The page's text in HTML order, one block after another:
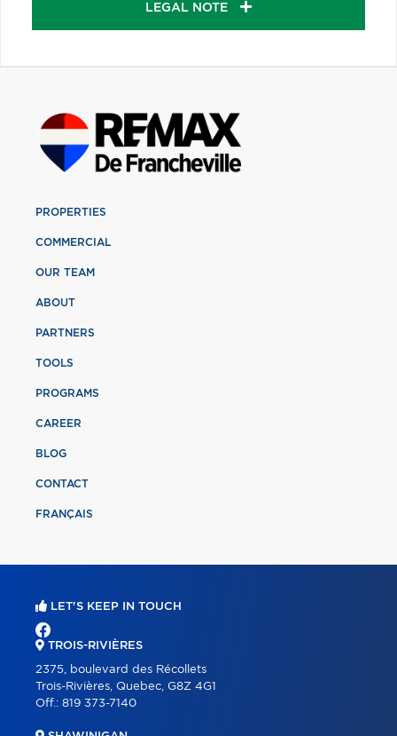
LEGAL NOTE
PROPERTIES
COMMERCIAL
OUR TEAM
ABOUT
PARTNERS
TOOLS
PROGRAMS
CAREER
BLOG
CONTACT
FRANÇAIS
LET'S KEEP IN TOUCH
TROIS-RIVIÈRES
2375, boulevard des Récollets
Trois-Rivières, Quebec, G8Z 4G1
Off.: 819 373-7140